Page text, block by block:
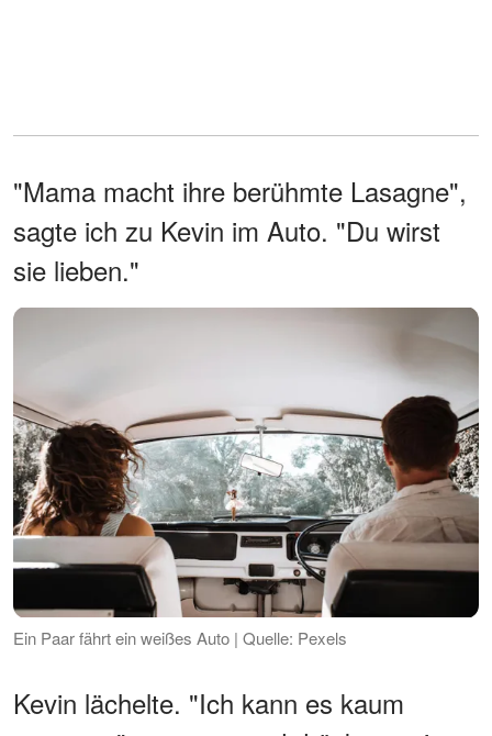
"Mama macht ihre berühmte Lasagne",
sagte ich zu Kevin im Auto. "Du wirst
sie lieben."
Ein Paar fährt ein weißes Auto | Quelle: Pexels
Kevin lächelte. "Ich kann es kaum